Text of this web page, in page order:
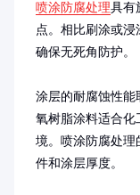
喷涂防腐处理具有
点。相比刷涂或浸
确保无死角防护。
涂层的耐腐蚀性能
氧树脂涂料适合化
境。喷涂防腐处理
件和涂层厚度。